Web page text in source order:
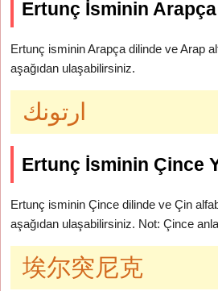
Ertunç İsminin Arapça
Ertunç isminin Arapça dilinde ve Arap
aşağıdan ulaşabilirsiniz.
ارتونك
Ertunç İsminin Çince
Ertunç isminin Çince dilinde ve Çin
aşağıdan ulaşabilirsiniz. Not: Çince
埃尔突尼克